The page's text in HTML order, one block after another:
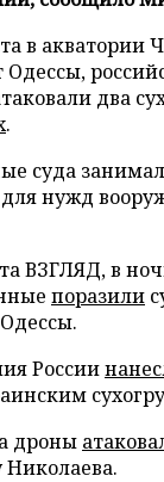
в акватории
Одессы,
два
.
суда
нужд
ВЗГЛЯД, в
поразили
России
дроны
Николаева.